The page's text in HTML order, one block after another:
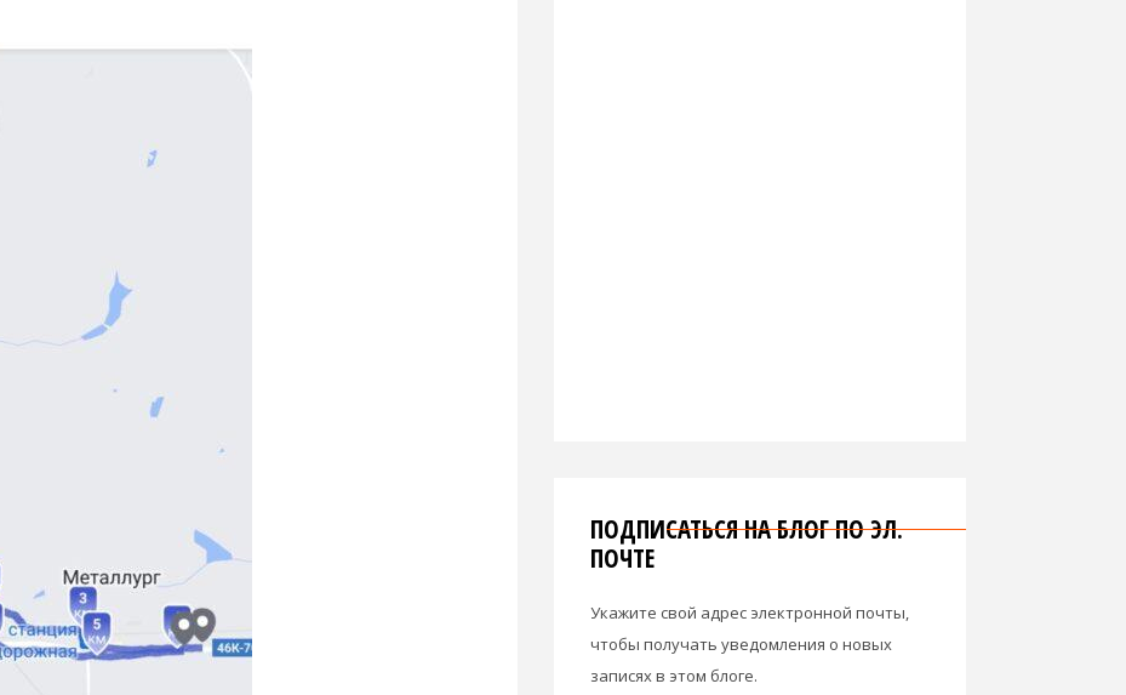
ПОДПИСАТЬСЯ НА БЛОГ ПО ЭЛ.
ПОЧТЕ
Укажите свой адрес электронной почты,
чтобы получать уведомления о новых
записях в этом блоге.